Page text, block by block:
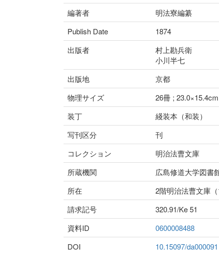
編著者
明法寮編纂
Publish Date
1874
出版者
村上勘兵衛
小川半七
出版地
京都
物理サイズ
26冊 ; 23.0×15.4cm
装丁
綫装本（和装）
写刊区分
刊
コレクション
明治法曹文庫
所蔵機関
広島修道大学図書
所在
2階明治法曹文庫
請求記号
320.91/Ke 51
資料ID
0600008488
DOI
10.15097/da000091